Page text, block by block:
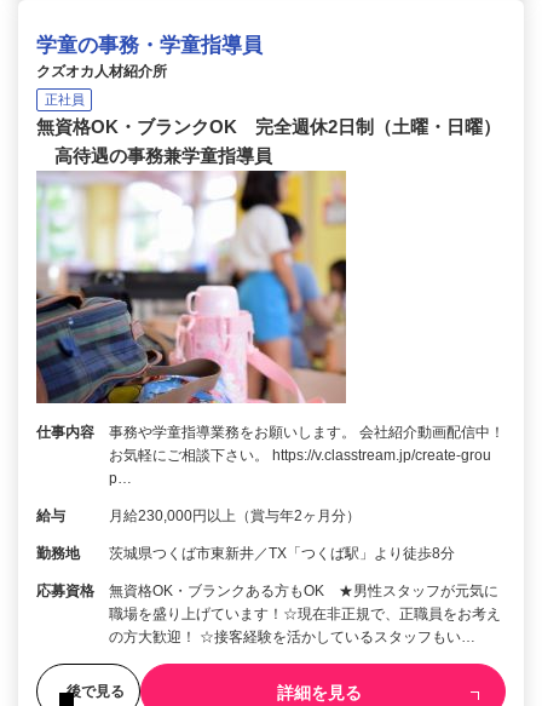
学童の事務・学童指導員
クズオカ人材紹介所
正社員
無資格OK・ブランクOK 完全週休2日制（土曜・日曜）
高待遇の事務兼学童指導員
仕事内容
事務や学童指導業務をお願いします。 会社紹介動画配信中！
お気軽にご相談下さい。 https://v.classtream.jp/create-grou
p…
給与 月給230,000円以上（賞与年2ヶ月分）
勤務地 茨城県つくば市東新井／TX「つくば駅」より徒歩8分
応募資格
無資格OK・ブランクある方もOK ★男性スタッフが元気に
職場を盛り上げています！☆現在非正規で、正職員をお考え
の方大歓迎！ ☆接客経験を活かしているスタッフもい…
後で見る 詳細を見る